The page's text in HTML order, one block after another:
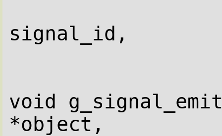
signal_id,
void
*object,